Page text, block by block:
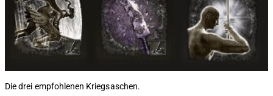
Die drei empfohlenen Kriegsaschen.